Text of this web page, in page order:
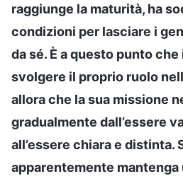
raggiunge la maturità, ha
condizioni per lasciare i
da sé. È a questo punto
svolgere il proprio ruolo
allora che la sua missione
gradualmente dall’essere
all’essere chiara e distinta.
apparentemente